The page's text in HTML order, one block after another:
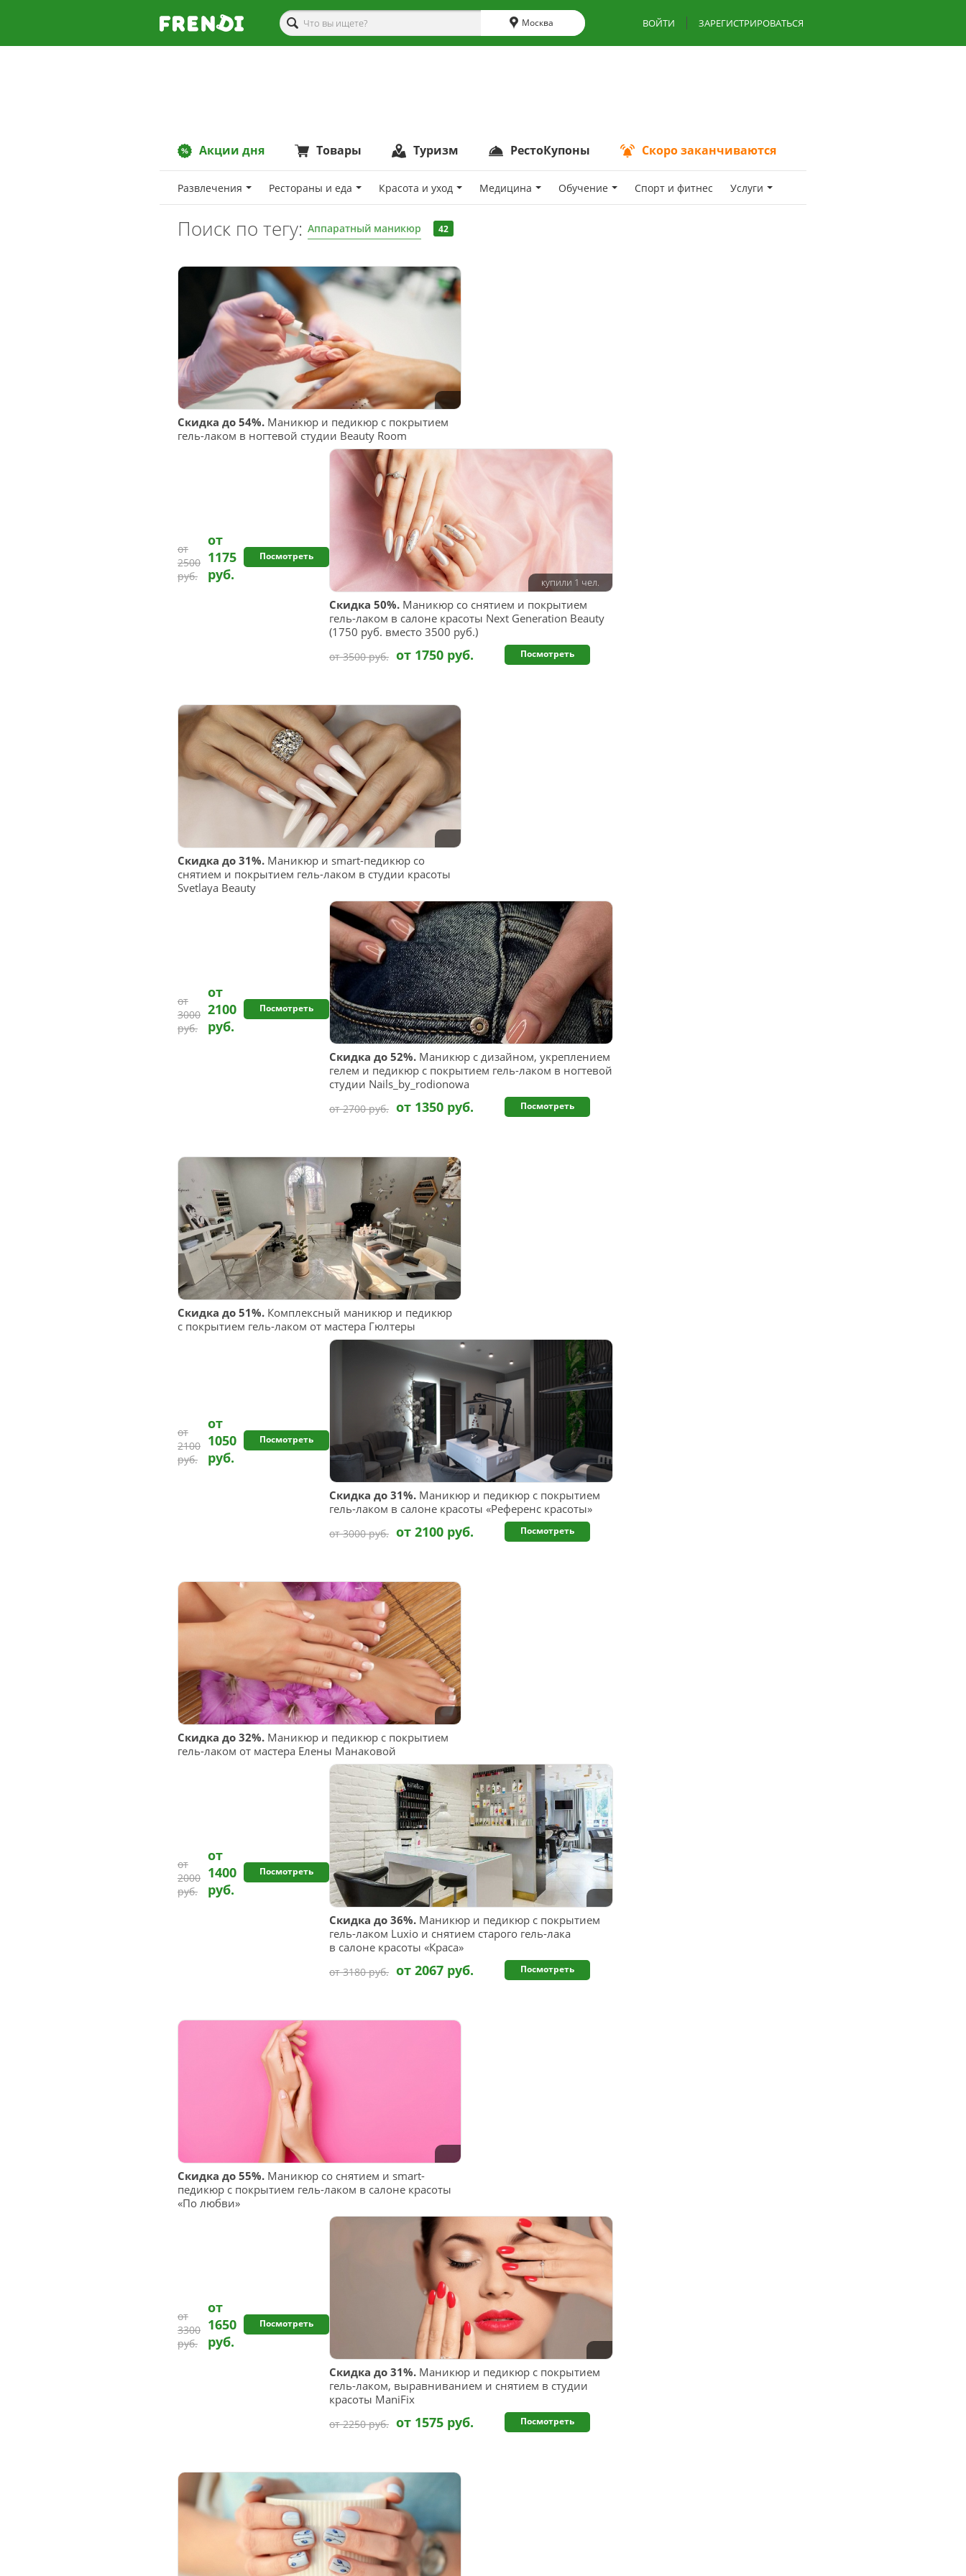
Москва ВОЙТИ ЗАРЕГИСТРИРОВАТЬСЯ
Акции дня Товары Туризм РестоКупоны Скоро заканчиваются
Развлечения Рестораны и еда Красота и уход Медицина Обучение Спoрт и фитнес Услуги
Поиск по тегу: Аппаратный маникюр 42
Скидка до 54%. Маникюр и педикюр с покрытием
гель-лаком в ногтевой студии Beauty Room
от
2500
руб.
от
1175
руб.
Посмотреть
Скидка 50%. Маникюр со снятием и покрытием
гель-лаком в салоне красоты Next Generation Beauty
(1750 руб. вместо 3500 руб.)
купили 1 чел.
от 3500 руб. от 1750 руб. Посмотреть
Скидка до 31%. Маникюр и smart-педикюр со
снятием и покрытием гель-лаком в студии красоты
Svetlaya Beauty
от
3000
руб.
от
2100
руб.
Посмотреть
Скидка до 52%. Маникюр с дизайном, укреплением
гелем и педикюр с покрытием гель-лаком в ногтевой
студии Nails_by_rodionowa
от 2700 руб. от 1350 руб. Посмотреть
Скидка до 51%. Комплексный маникюр и педикюр
с покрытием гель-лаком от мастера Гюлтеры
от
2100
руб.
от
1050
руб.
Посмотреть
Скидка до 31%. Маникюр и педикюр с покрытием
гель-лаком в салоне красоты «Референс красоты»
от 3000 руб. от 2100 руб. Посмотреть
Скидка до 32%. Маникюр и педикюр с покрытием
гель-лаком от мастера Елены Манаковой
от
2000
руб.
от
1400
руб.
Посмотреть
Скидка до 36%. Маникюр и педикюр с покрытием
гель-лаком Luxio и снятием старого гель-лака
в салоне красоты «Краса»
от 3180 руб. от 2067 руб. Посмотреть
Скидка до 55%. Маникюр со снятием и smart-
педикюр с покрытием гель-лаком в салоне красоты
«По любви»
от
3300
руб.
от
1650
руб.
Посмотреть
Скидка до 31%. Маникюр и педикюр с покрытием
гель-лаком, выравниванием и снятием в студии
красоты ManiFix
от 2250 руб. от 1575 руб. Посмотреть